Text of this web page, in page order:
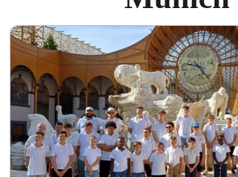
Discografie
Contact
Steun
Sponsoring
Evenementen